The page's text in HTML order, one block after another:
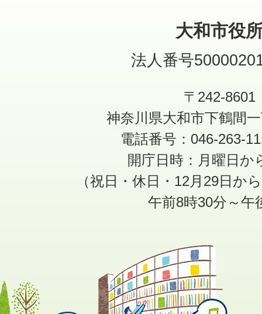
大和市役
法人番号
〒242-8601
神奈川県大和市下鶴間
電話番号：046-263-
開庁日時：月曜日か
（祝日・休日・12月29日か
午前8時30分～午